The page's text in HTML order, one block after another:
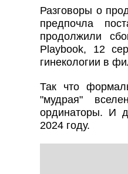
Разговоры о
предпочла
продолжили
Playbook, 12
гинекологии в
Так что
"мудрая"
ординаторы. И
2024 году.